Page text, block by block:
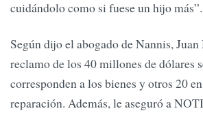
cuidándolo como si fuese un hijo más”.
Según dijo el abogado de Nannis,
reclamo de los 40 millones de dólares
corresponden a los bienes y otros 20
reparación. Además, le aseguró a